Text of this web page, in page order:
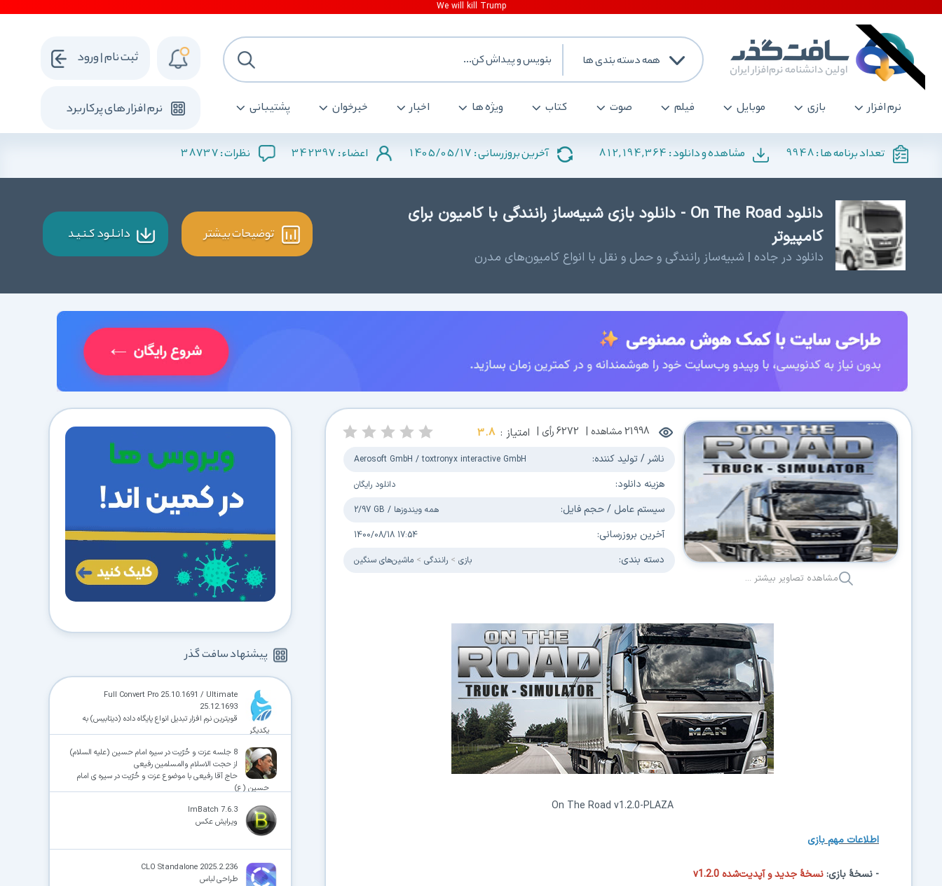
همه دسته بندی ها
نرم افزار بازی موبایل فیلم صوت کتاب ویژه ها اخبار خبرخوان پشتیبانی نرم افزار های پرکاربرد
ثبت نام | ورود
تعداد برنامه ها :9948 مشاهده و دانلود : 812,194,364 آخرین بروزرسانی : 1405/05/17 اعضاء : 342397 نظرات :38737
دانلود On The Road - دانلود بازی شبیه‌ساز رانندگی با کامیون برای
کامپیوتر
دانلود در جاده | شبیه‌ساز رانندگی و حمل و نقل با انواع کامیون‌های مدرن
توضیحات بیشتر دانـلـود کـنـیـد
مشاهده تصاویر بیشتر ...
21998مشاهده | 6272رأی | امتیاز : 3.8
ناشر / تولید کننده: Aerosoft GmbH / toxtronyx interactive GmbH
هزینه دانلود: دانلود رایگان
سیستم عامل / حجم فایل: 2/97 GB / همه ویندوزها
آخرین بروزرسانی: 1400/08/18 17:54
دسته بندی: بازی رانندگی ماشین‌های سنگین
On The Road v1.2.0-PLAZA
اطلاعاتمهمبازی
- نسخهٔ بازی:نسخهٔ جدید و آپدیت‌شده v1.2.0
پیشنهاد سافت گذر
Full Convert Pro 25.10.1691 / Ultimate
25.12.1693
قویترین نرم افزار تبدیل انواع پایگاه داده (دیتابیس) به
یکدیگر
8 جلسه عزت و حُرّیت در سیره امام حسین (علیه السلام)
از حجت الاسلام والمسلمین رفیعی
حاج آقا رفیعی با موضوع عزت و حُرّیت در سیره ی امام
حسین (ع)
ImBatch 7.6.3
ویرایش عکس
CLO Standalone 2025.2.236
طراحی لباس